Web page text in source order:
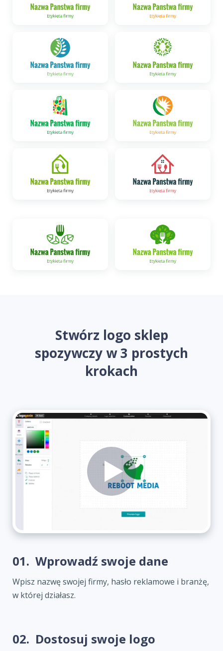
Stwórz logo sklep
spozywczy w 3 prostych
krokach
01. Wprowadź swoje dane
Wpisz nazwę swojej firmy, hasło reklamowe i branżę,
w której działasz.
02. Dostosuj swoje logo